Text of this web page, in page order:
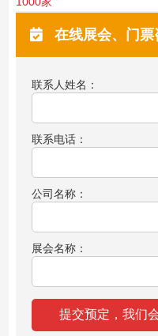
在线展会、门
联系人姓名：
联系电话：
公司名称：
展会名称：